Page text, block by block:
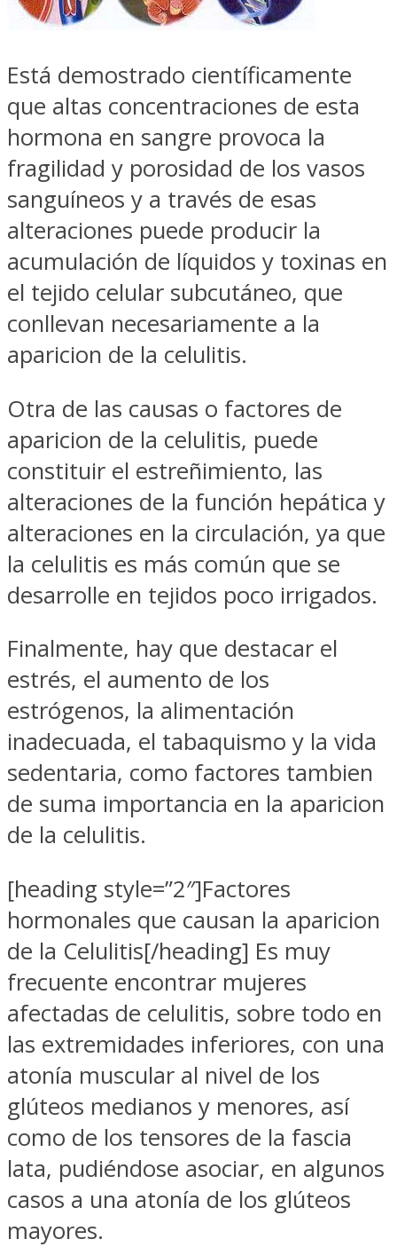
Está demostrado científicamente
que altas concentraciones de esta
hormona en sangre provoca la
fragilidad y porosidad de los vasos
sanguíneos y a través de esas
alteraciones puede producir la
acumulación de líquidos y toxinas en
el tejido celular subcutáneo, que
conllevan necesariamente a la
aparicion de la celulitis.
Otra de las causas o factores de
aparicion de la celulitis, puede
constituir el estreñimiento, las
alteraciones de la función hepática y
alteraciones en la circulación, ya que
la celulitis es más común que se
desarrolle en tejidos poco irrigados.
Finalmente, hay que destacar el
estrés, el aumento de los
estrógenos, la alimentación
inadecuada, el tabaquismo y la vida
sedentaria, como factores tambien
de suma importancia en la aparicion
de la celulitis.
[heading style=”2″]Factores
hormonales que causan la aparicion
de la Celulitis[/heading] Es muy
frecuente encontrar mujeres
afectadas de celulitis, sobre todo en
las extremidades inferiores, con una
atonía muscular al nivel de los
glúteos medianos y menores, así
como de los tensores de la fascia
lata, pudiéndose asociar, en algunos
casos a una atonía de los glúteos
mayores.